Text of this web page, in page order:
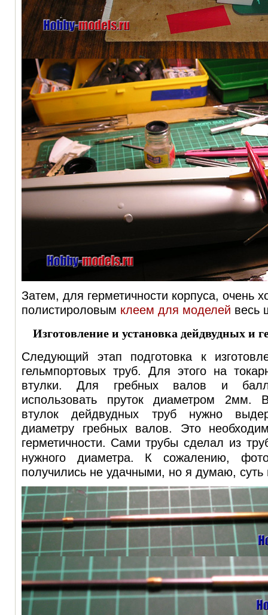
Затем, для герметичности корпуса, очень
полистироловым клеем для моделей весь
Изготовление и установка дейдвудных и
Следующий этап подготовка к
гельмпортовых труб. Для этого на
втулки. Для гребных валов и
использовать пруток диаметром 2мм.
втулок дейдвудных труб нужно
диаметру гребных валов. Это
герметичности. Сами трубы сделал из
нужного диаметра. К сожалению,
получились не удачными, но я думаю, суть